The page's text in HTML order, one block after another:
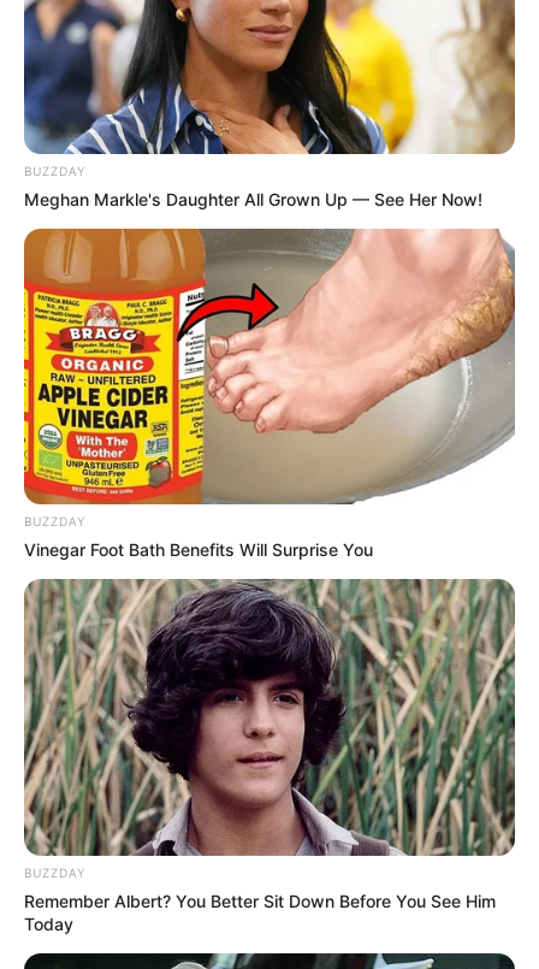
BUZZDAY
Meghan Markle's Daughter All Grown Up — See Her Now!
BUZZDAY
Vinegar Foot Bath Benefits Will Surprise You
BUZZDAY
Remember Albert? You Better Sit Down Before You See Him
Today